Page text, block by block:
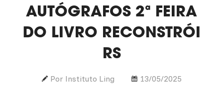
AUTÓGRAFOS 2ª FEIRA
DO LIVRO RECONSTRÓI
RS
Por Instituto Ling 13/05/2025